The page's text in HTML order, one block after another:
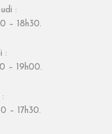
:
– 18h30.
:
– 19h00.
– 17h30.